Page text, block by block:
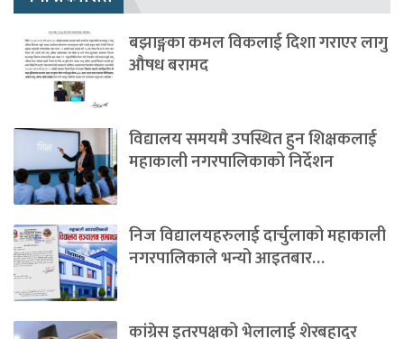
बझाङ्गका कमल विकलाई दिशा गराएर लागु
औषध बरामद
विद्यालय समयमै उपस्थित हुन शिक्षकलाई
महाकाली नगरपालिकाको निर्देशन
निज विद्यालयहरुलाई दार्चुलाको महाकाली
नगरपालिकाले भन्यो आइतबार…
कांग्रेस इतरपक्षको भेलालाई शेरबहादुर